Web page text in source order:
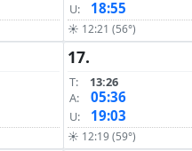
U: 18:55
☀ 12:21 (56°)
17.
T:
13:26
A:
05:36
U: 19:03
☀ 12:19 (59°)